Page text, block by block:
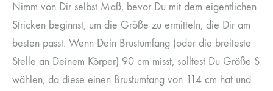
Nimm von Dir selbst Maß, bevor Du mit dem eigentlichen
Stricken beginnst, um die Größe zu ermitteln, die Dir am
besten passt. Wenn Dein Brustumfang (oder die breiteste
Stelle an Deinem Körper) 90 cm misst, solltest Du Größe S
wählen, da diese einen Brustumfang von 114 cm hat und